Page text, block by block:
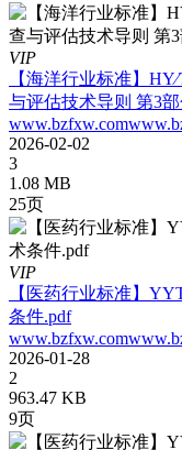
VIP
【海洋行业标准】
与评估技术导则 第3
2026-02-02
3
1.08 MB
25页
VIP
【医药行业标准】
条件.pdf
2026-01-28
2
963.47 KB
9页